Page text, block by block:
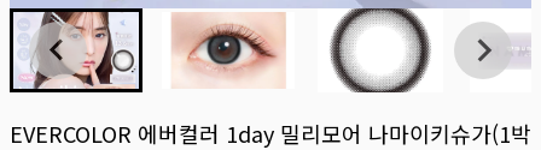
EVERCOLOR 에버컬러 1day 밀리모어 나마이키슈가(1박